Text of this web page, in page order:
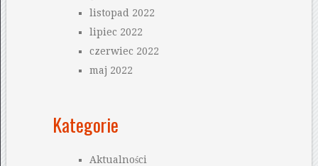
listopad 2022
lipiec 2022
czerwiec 2022
maj 2022
Kategorie
Aktualności